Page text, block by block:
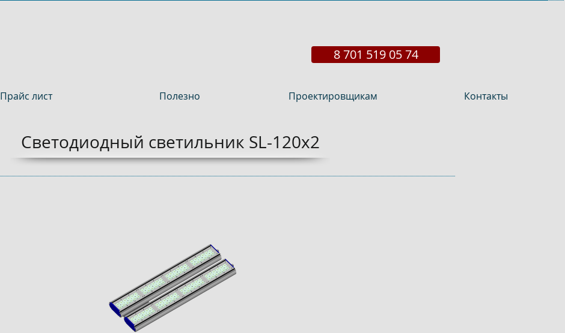
8 701 519 05 74
Прайс лист Полезно Проектировщикам Контакты
Светодиодный светильник SL-120x2